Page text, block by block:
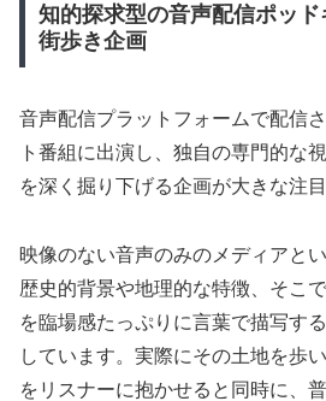
知的探求型の音声配信ポッ
街歩き企画
音声配信プラットフォームで配信
ト番組に出演し、独自の専門的な
を深く掘り下げる企画が大きな注
映像のない音声のみのメディアと
歴史的背景や地理的な特徴、そこ
を臨場感たっぷりに言葉で描写す
しています。実際にその土地を歩
をリスナーに抱かせると同時に、